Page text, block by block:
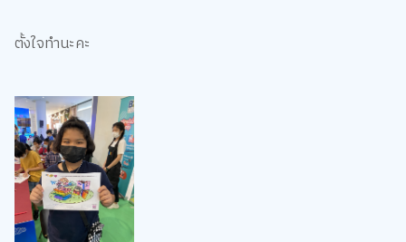
ตั้งใจทำนะคะ